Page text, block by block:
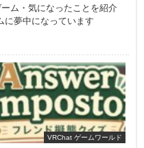
ム・気になったことを紹介
に夢中になっています
VRChat ゲームワールド